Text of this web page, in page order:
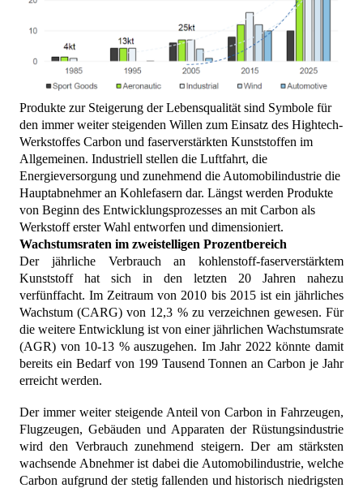
Produkte zur Steigerung der Lebensqualität sind Symbole für
den immer weiter steigenden Willen zum Einsatz des Hightech-
Werkstoffes Carbon und faserverstärkten Kunststoffen im
Allgemeinen. Industriell stellen die Luftfahrt, die
Energieversorgung und zunehmend die Automobilindustrie die
Hauptabnehmer an Kohlefasern dar. Längst werden Produkte
von Beginn des Entwicklungsprozesses an mit Carbon als
Werkstoff erster Wahl entworfen und dimensioniert.
Wachstumsraten im zweistelligen Prozentbereich
Der jährliche Verbrauch an kohlenstoff-faserverstärktem
Kunststoff hat sich in den letzten
20 Jahren nahezu
verfünffacht. Im Zeitraum von 2010 bis 2015 ist ein jährliches
Wachstum (CARG) von 12,3 % zu verzeichnen gewesen. Für
die weitere Entwicklung ist von einer jährlichen Wachstumsrate
(AGR) von 10-13 % auszugehen. Im Jahr 2022 könnte damit
bereits ein Bedarf von 199 Tausend Tonnen an Carbon je Jahr
erreicht werden.
Der immer weiter steigende Anteil von Carbon in Fahrzeugen,
Flugzeugen, Gebäuden und Apparaten der Rüstungsindustrie
wird den Verbrauch zunehmend steigern. Der am stärksten
wachsende Abnehmer ist dabei die Automobilindustrie, welche
Carbon aufgrund der stetig fallenden und historisch niedrigsten